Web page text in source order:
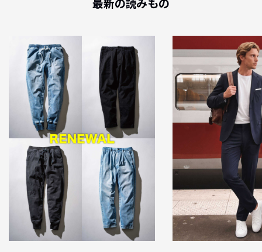
最新の読みもの